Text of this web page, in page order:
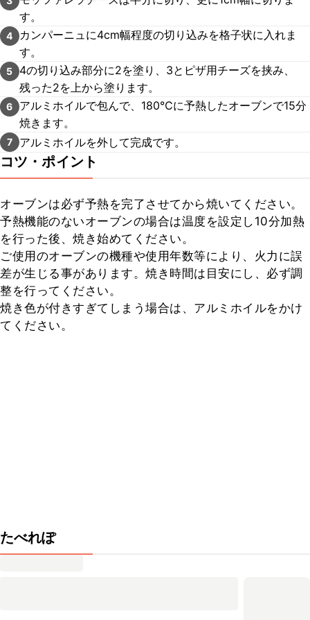
す。
4
カンパーニュに4cm幅程度の切り込みを格子状に入れま
す。
5
4の切り込み部分に2を塗り、3とピザ用チーズを挟み、
残った2を上から塗ります。
6
アルミホイルで包んで、180℃に予熱したオーブンで15分
焼きます。
7 アルミホイルを外して完成です。
コツ・ポイント
オーブンは必ず予熱を完了させてから焼いてください。
予熱機能のないオーブンの場合は温度を設定し10分加熱
を行った後、焼き始めてください。
ご使用のオーブンの機種や使用年数等により、火力に誤
差が生じる事があります。焼き時間は目安にし、必ず調
整を行ってください。
焼き色が付きすぎてしまう場合は、アルミホイルをかけ
てください。
たべれぽ